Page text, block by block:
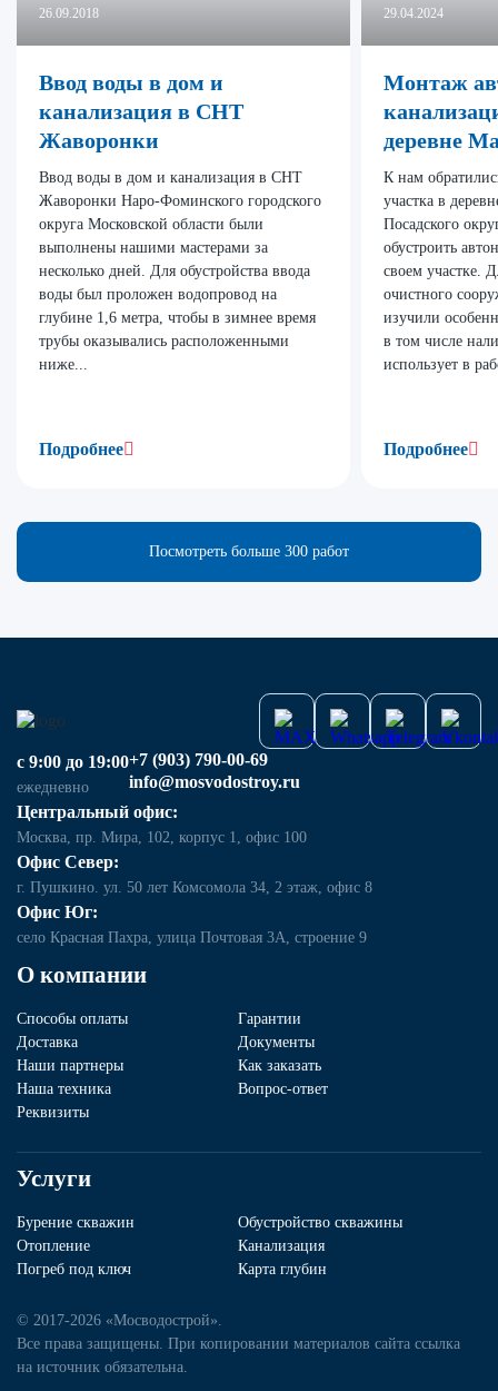
26.09.2018
Ввод воды в дом и
канализация в СНТ
Жаворонки
Ввод воды в дом и канализация в СНТ
Жаворонки Наро-Фоминского городского
округа Московской области были
выполнены нашими мастерами за
несколько дней. Для обустройства ввода
воды был проложен водопровод на
глубине 1,6 метра, чтобы в зимнее время
трубы оказывались расположенными
ниже...
Подробнее
29.04.2024
Монтаж
деревне
К нам
участка в
Посадского
обустроить
своем участке.
очистного
изучили
в том числе
использует в
Подробнее
Посмотреть больше 300 работ
О компании
Способы оплаты
Гарантии
Доставка
Документы
Наши партнеры
Как заказать
Наша техника
Вопрос-ответ
Реквизиты
Услуги
Бурение скважин
Обустройство скважины
Отопление
Канализация
Погреб под ключ
Карта глубин
с 9:00 до 19:00
ежедневно
+7 (903) 790-00-69
info@mosvodostroy.ru
Центральный офис:
Москва, пр. Мира, 102, корпус 1, офис 100
Офис Север:
г. Пушкино. ул. 50 лет Комсомола 34, 2 этаж, офис 8
Офис Юг:
село Красная Пахра, улица Почтовая 3А, строение 9
© 2017-2026 «Мосводострой».
Все права защищены. При копировании материалов сайта ссылка
на источник обязательна.